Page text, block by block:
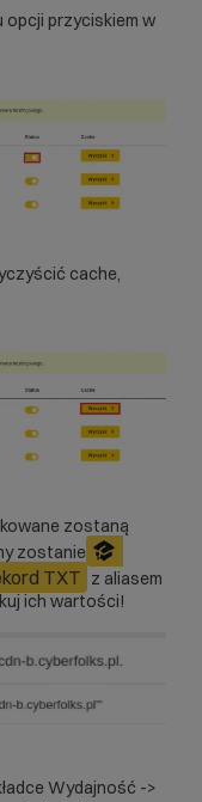
opcji przyciskiem w
cache,
zostaną
zostanie
TXT z aliasem
ich wartości!
Wydajność ->